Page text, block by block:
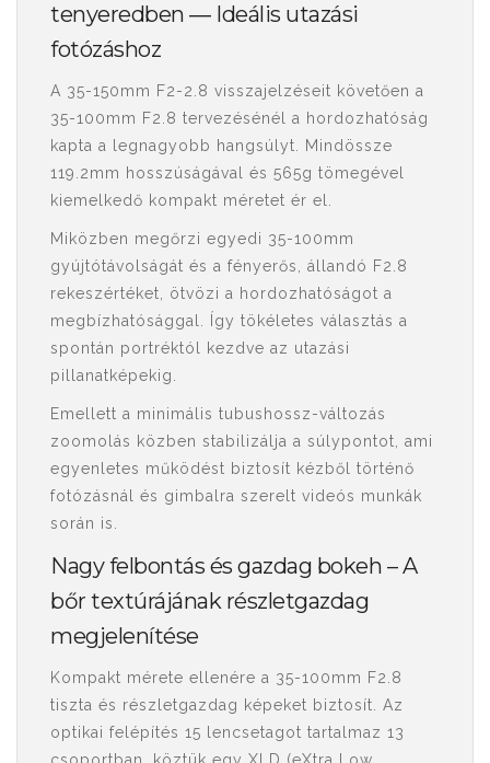
tenyeredben ― Ideális utazási
fotózáshoz
A 35-150mm F2-2.8 visszajelzéseit követően a
35-100mm F2.8 tervezésénél a hordozhatóság
kapta a legnagyobb hangsúlyt. Mindössze
119.2mm hosszúságával és 565g tömegével
kiemelkedő kompakt méretet ér el.
Miközben megőrzi egyedi 35-100mm
gyújtótávolságát és a fényerős, állandó F2.8
rekeszértéket, ötvözi a hordozhatóságot a
megbízhatósággal. Így tökéletes választás a
spontán portréktól kezdve az utazási
pillanatképekig.
Emellett a minimális tubushossz-változás
zoomolás közben stabilizálja a súlypontot, ami
egyenletes működést biztosít kézből történő
fotózásnál és gimbalra szerelt videós munkák
során is.
Nagy felbontás és gazdag bokeh – A
bőr textúrájának részletgazdag
megjelenítése
Kompakt mérete ellenére a 35-100mm F2.8
tiszta és részletgazdag képeket biztosít. Az
optikai felépítés 15 lencsetagot tartalmaz 13